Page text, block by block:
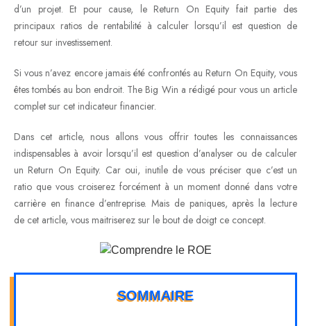
d’un projet. Et pour cause, le Return On Equity fait partie des
principaux ratios de rentabilité à calculer lorsqu’il est question de
retour sur investissement.
Si vous n’avez encore jamais été confrontés au Return On Equity, vous
êtes tombés au bon endroit. The Big Win a rédigé pour vous un article
complet sur cet indicateur financier.
Dans cet article, nous allons vous offrir toutes les connaissances
indispensables à avoir lorsqu’il est question d’analyser ou de calculer
un Return On Equity. Car oui, inutile de vous préciser que c’est un
ratio que vous croiserez forcément à un moment donné dans votre
carrière en finance d’entreprise. Mais de paniques, après la lecture
de cet article, vous maitriserez sur le bout de doigt ce concept.
SOMMAIRE